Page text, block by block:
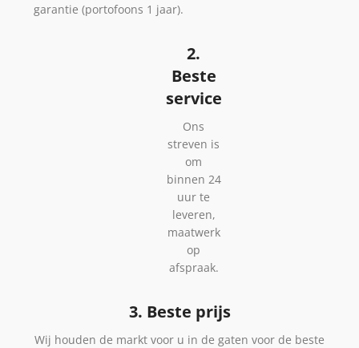
garantie (portofoons 1 jaar).
2.
Beste
service
Ons
streven is
om
binnen 24
uur te
leveren,
maatwerk
op
afspraak.
3. Beste prijs
Wij houden de markt voor u in de gaten voor de beste